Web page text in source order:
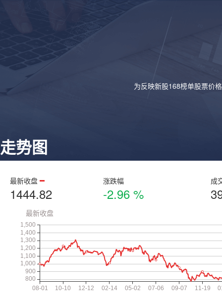
为反映新股168榜单股票价
走势图
最新收盘
1444.82
涨跌幅
-2.96 %
成